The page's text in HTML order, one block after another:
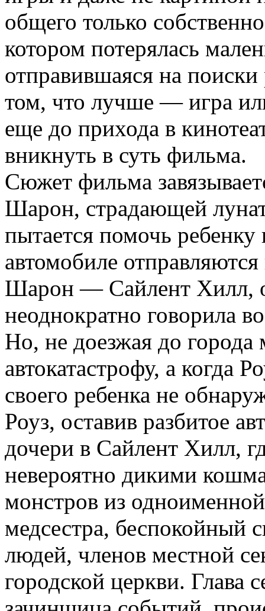
общего только
котором потерялась
отправившаяся на
том, что лучше — игра
еще до прихода в
вникнуть в суть фильма.
Сюжет фильма
Шарон, страдающей
пытается помочь
автомобиле
Шарон — Сайлент Хилл,
неоднократно говорила
Но, не доезжая до города
автокатастрофу, а когда
своего ребенка не
Роуз, оставив разбитое
дочери в Сайлент Хилл,
невероятно дикими
монстров из
медсестра, беспокойный
людей, членов местной
городской церкви. Глава